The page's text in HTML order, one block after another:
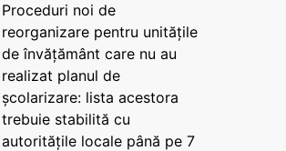
Proceduri noi de
reorganizare pentru unitățile
de învățământ care nu au
realizat planul de
școlarizare: lista acestora
trebuie stabilită cu
autoritățile locale până pe 7